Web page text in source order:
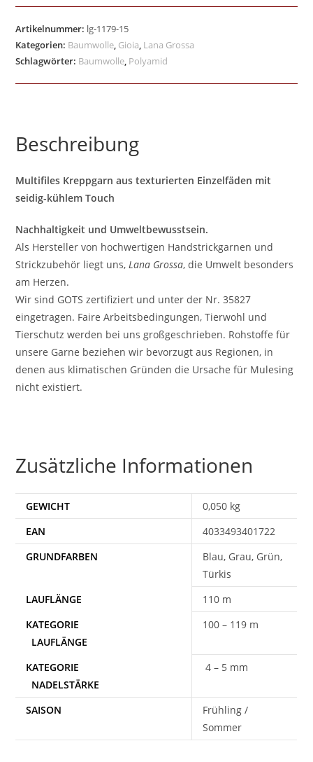
Artikelnummer: lg-1179-15
Kategorien: Baumwolle, Gioia, Lana Grossa
Schlagwörter: Baumwolle, Polyamid
Beschreibung
Multifiles Kreppgarn aus texturierten Einzelfäden mit
seidig-kühlem Touch
Nachhaltigkeit und Umweltbewusstsein.
Als Hersteller von hochwertigen Handstrickgarnen und
Strickzubehör liegt uns,Lana Grossa, die Umwelt besonders
am Herzen.
Wir sind GOTS zertifiziert und unter der Nr. 35827
eingetragen. Faire Arbeitsbedingungen, Tierwohl und
Tierschutz werden bei uns großgeschrieben. Rohstoffe für
unsere Garne beziehen wir bevorzugt aus Regionen, in
denen aus klimatischen Gründen die Ursache für Mulesing
nicht existiert.
Zusätzliche Informationen
GEWICHT
0,050 kg
EAN
4033493401722
Blau, Grau, Grün,
Türkis
110 m
100 – 119 m
4 – 5 mm
SAISON
Frühling /
Sommer